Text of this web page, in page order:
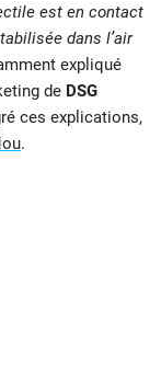
est en contact
dans l’air
expliqué
de DSG
ces explications,
.